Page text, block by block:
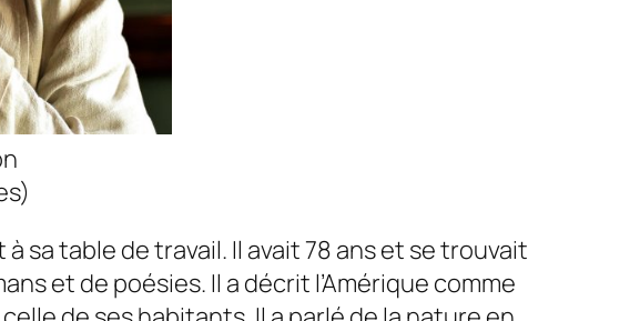
sa table de travail. Il avait 78 ans et se trouvait
et de poésies. Il a décrit l’Amérique comme